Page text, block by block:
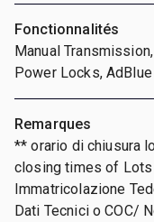
Fonctionnalités
Manual
Power Locks, AdBlue
Remarques
** orario di chiusura
closing times of
Immatricolazione
Dati Tecnici o COC/